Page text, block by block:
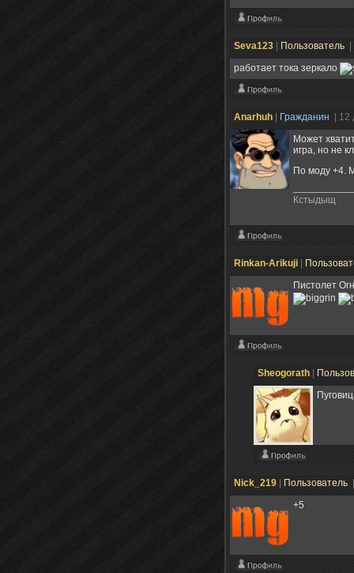
Seva123 Пользователь
работает тока зеркало
Anarhuh Гражданин
|
Может
игра, но не
По моду +4.
Кстыдыщ
Rinkan-Arikuji
Пистолет
Sheogorath
Nick_219 Пользователь
+5